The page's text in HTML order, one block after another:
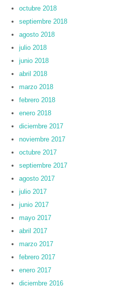
octubre 2018
septiembre 2018
agosto 2018
julio 2018
junio 2018
abril 2018
marzo 2018
febrero 2018
enero 2018
diciembre 2017
noviembre 2017
octubre 2017
septiembre 2017
agosto 2017
julio 2017
junio 2017
mayo 2017
abril 2017
marzo 2017
febrero 2017
enero 2017
diciembre 2016